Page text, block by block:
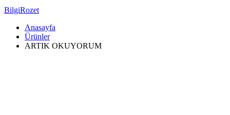
BilgiRozet
Anasayfa
Ürünler
ARTIK OKUYORUM